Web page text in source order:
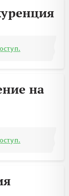
на